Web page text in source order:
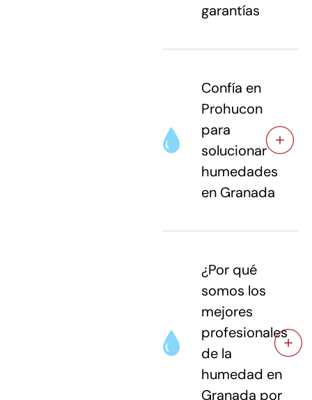
garantías
Confía en
Prohucon
para
solucionar
humedades
en Granada
¿Por qué
somos los
mejores
profesionales
de la
humedad en
Granada por